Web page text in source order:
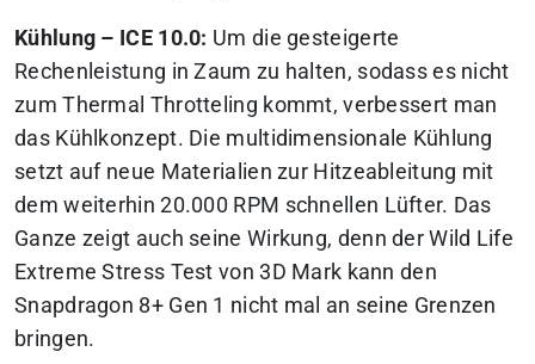
Kühlung – ICE 10.0: Um die gesteigerte
Rechenleistung in Zaum zu halten, sodass es nicht
zum Thermal Throtteling kommt, verbessert man
das Kühlkonzept. Die multidimensionale Kühlung
setzt auf neue Materialien zur Hitzeableitung mit
dem weiterhin 20.000 RPM schnellen Lüfter. Das
Ganze zeigt auch seine Wirkung, denn der Wild Life
Extreme Stress Test von 3D Mark kann den
Snapdragon 8+ Gen 1 nicht mal an seine Grenzen
bringen.